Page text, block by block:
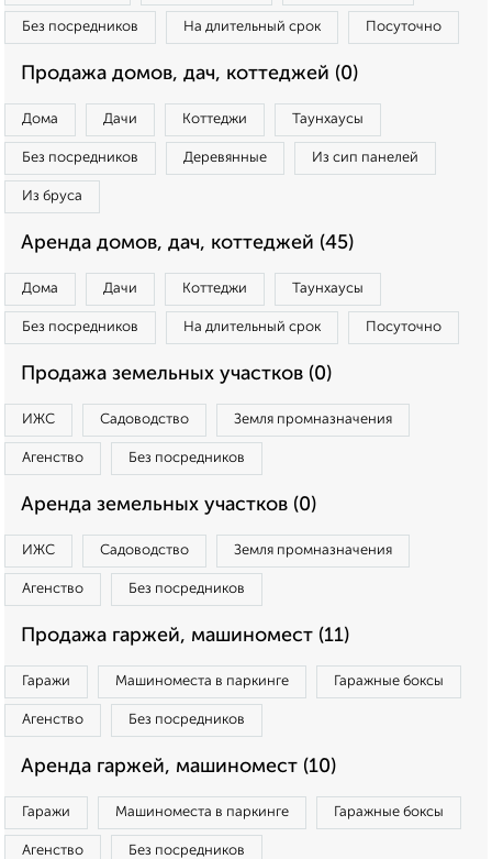
Без посредников На длительный срок Посуточно
Продажа домов, дач, коттеджей (0)
Дома Дачи Коттеджи Таунхаусы
Без посредников Деревянные Из сип панелей
Из бруса
Аренда домов, дач, коттеджей (45)
Дома Дачи Коттеджи Таунхаусы
Без посредников На длительный срок Посуточно
Продажа земельных участков (0)
ИЖС Садоводство Земля промназначения
Агенство Без посредников
Аренда земельных участков (0)
ИЖС Садоводство Земля промназначения
Агенство Без посредников
Продажа гаржей, машиномест (11)
Гаражи Машиноместа в паркинге Гаражные боксы
Агенство Без посредников
Аренда гаржей, машиномест (10)
Гаражи Машиноместа в паркинге Гаражные боксы
Агенство Без посредников